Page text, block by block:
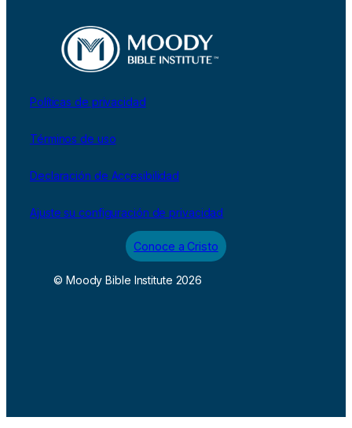
Políticas de privacidad
Términos de uso
Declaración de Accesibilidad
Ajuste su configuración de privacidad
Conoce a Cristo
© Moody Bible Institute 2026